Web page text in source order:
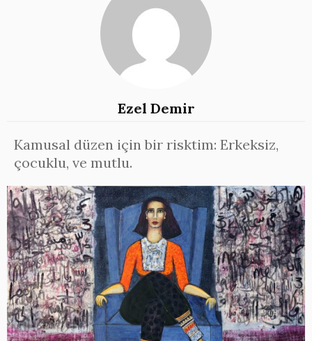
Ezel Demir
Kamusal düzen için bir risktim: Erkeksiz,
çocuklu, ve mutlu.